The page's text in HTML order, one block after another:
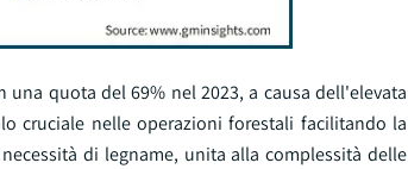
quota del 69% nel 2023, a causa dell'elevata
cruciale nelle operazioni forestali facilitando la
di legname, unita alla complessità delle